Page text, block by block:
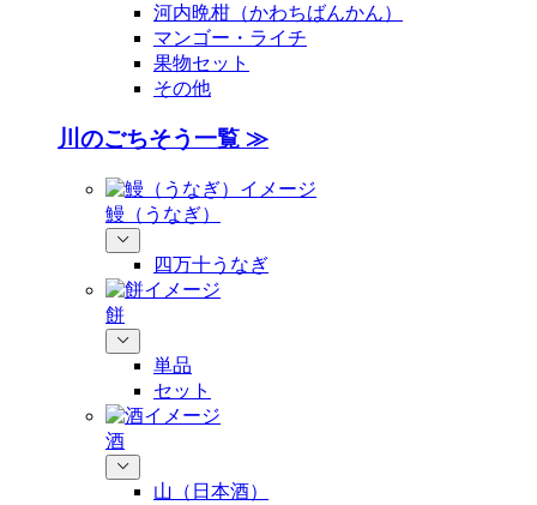
河内晩柑（かわちばんかん）
マンゴー・ライチ
果物セット
その他
川のごちそう一覧 ≫
鰻（うなぎ）
四万十うなぎ
餅
単品
セット
酒
山（日本酒）